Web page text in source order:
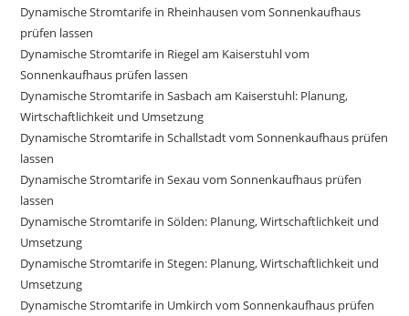
Dynamische Stromtarife in Rheinhausen vom Sonnenkaufhaus
prüfen lassen
Dynamische Stromtarife in Riegel am Kaiserstuhl vom
Sonnenkaufhaus prüfen lassen
Dynamische Stromtarife in Sasbach am Kaiserstuhl: Planung,
Wirtschaftlichkeit und Umsetzung
Dynamische Stromtarife in Schallstadt vom Sonnenkaufhaus prüfen
lassen
Dynamische Stromtarife in Sexau vom Sonnenkaufhaus prüfen
lassen
Dynamische Stromtarife in Sölden: Planung, Wirtschaftlichkeit und
Umsetzung
Dynamische Stromtarife in Stegen: Planung, Wirtschaftlichkeit und
Umsetzung
Dynamische Stromtarife in Umkirch vom Sonnenkaufhaus prüfen